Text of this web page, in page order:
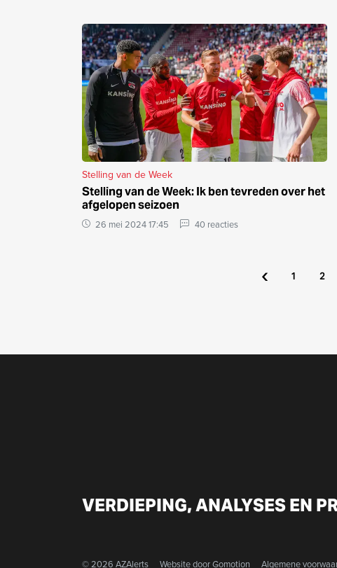
Stelling van de Week
Stelling van de Week: Ik ben tevreden over het
afgelopen seizoen
26 mei 2024 17:45 40 reacties
‹ 1 2
VERDIEPING, ANALYSES EN
© 2026 AZAlerts Website doorGomotion Algemene